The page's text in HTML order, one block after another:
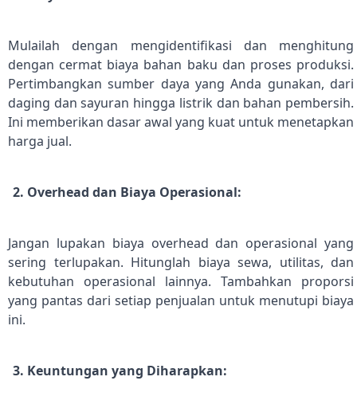
Mulailah dengan mengidentifikasi dan menghitung
dengan cermat biaya bahan baku dan proses produksi.
Pertimbangkan sumber daya yang Anda gunakan, dari
daging dan sayuran hingga listrik dan bahan pembersih.
Ini memberikan dasar awal yang kuat untuk menetapkan
harga jual.
2. Overhead dan Biaya Operasional:
Jangan lupakan biaya overhead dan operasional yang
sering terlupakan. Hitunglah biaya sewa, utilitas, dan
kebutuhan operasional lainnya. Tambahkan proporsi
yang pantas dari setiap penjualan untuk menutupi biaya
ini.
3. Keuntungan yang Diharapkan: